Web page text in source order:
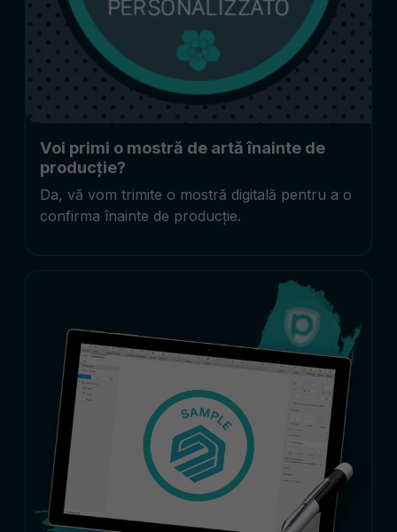
Voi primi o mostră de artă înainte de
producție?
Da, vă vom trimite o mostră digitală pentru a o
confirma înainte de producție.